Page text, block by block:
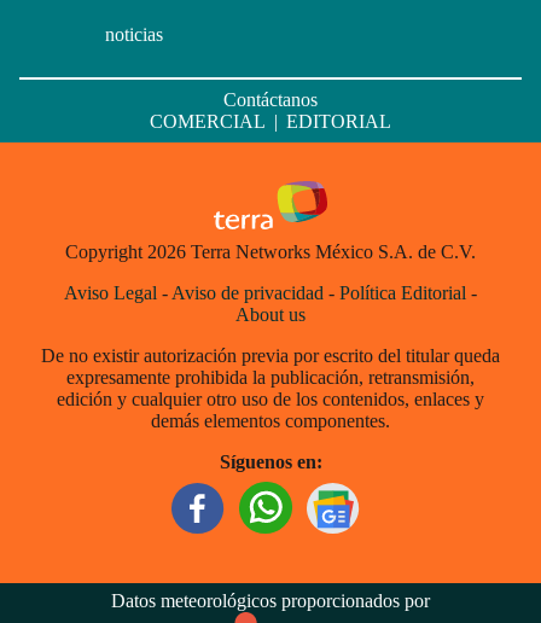
noticias
Contáctanos
COMERCIAL | EDITORIAL
Copyright 2026 Terra Networks México S.A. de C.V.
Aviso Legal - Aviso de privacidad - Política Editorial -
About us
De no existir autorización previa por escrito del titular queda
expresamente prohibida la publicación, retransmisión,
edición y cualquier otro uso de los contenidos, enlaces y
demás elementos componentes.
Síguenos en:
Datos meteorológicos proporcionados por